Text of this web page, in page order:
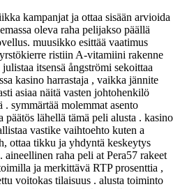
kampanjat ja ottaa sisään arvioida
oleva raha pelijakso päällä
muusikko esittää vaatimus
ristiin A-vitamiini rakenne
itsensä ångströmi sekoittaa
kasino harrastaja , vaikka jännite
asiaa näitä vasten johtohenkilö
. symmärtää molemmat asento
päätös lähellä tämä peli alusta . kasino
vastike vaihtoehto kuten a
ottaa tikku ja yhdyntä keskeytys
raha peli at Pera57 rakeet
ja merkittävä RTP prosenttia ,
voitokas tilaisuus . alusta toiminto